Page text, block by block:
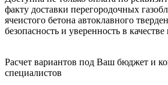
факту доставки перегородочных
ячеистого бетона автоклавного
безопасность и уверенность в
Расчет вариантов под Ваш бюджет и
специалистов